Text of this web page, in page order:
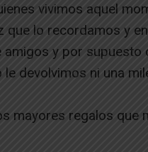
vivimos aquel
que lo recordamos y
y por supuesto
devolvimos ni una
mayores regalos que